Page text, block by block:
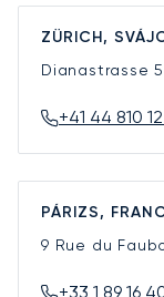
ZÜRICH,
Dianastrasse 5
+41 44 810 12
PÁRIZS,
9 Rue du
+33 1 89 16